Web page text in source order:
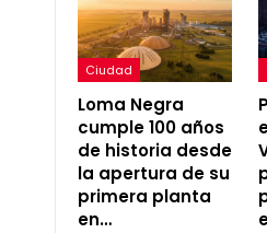
Ciudad
Loma Negra
cumple 100 años
de historia desde
la apertura de su
primera planta
en…